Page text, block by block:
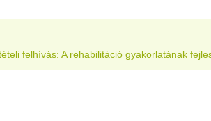
felhívás: A rehabilitáció gyakorlatának